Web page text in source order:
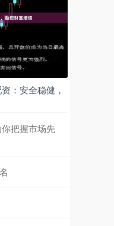
：安全稳健，
把握市场先